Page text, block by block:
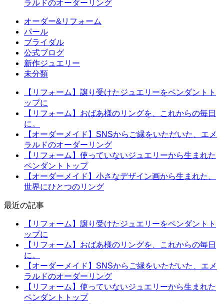
ラルドのオーダーリング
オーダー&リフォーム
パール
ブライダル
公式ブログ
新作ジュエリー
未分類
【リフォーム】譲り受けたジュエリーをペンダントト
ップに
【リフォーム】おばあ様のリングを、これからの毎日
に。
【オーダーメイド】SNSからご縁をいただいた、エメ
ラルドのオーダーリング
【リフォーム】使っていないジュエリーから生まれた
ペンダントトップ
【オーダーメイド】小さなデザイン画から生まれた、
世界にひとつのリング
最近の記事
【リフォーム】譲り受けたジュエリーをペンダントト
ップに
【リフォーム】おばあ様のリングを、これからの毎日
に。
【オーダーメイド】SNSからご縁をいただいた、エメ
ラルドのオーダーリング
【リフォーム】使っていないジュエリーから生まれた
ペンダントトップ